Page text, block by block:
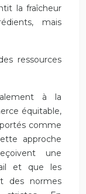
la fraîcheur
mais
ressources
à la
équitable,
comme
approche
une
et que les
des normes